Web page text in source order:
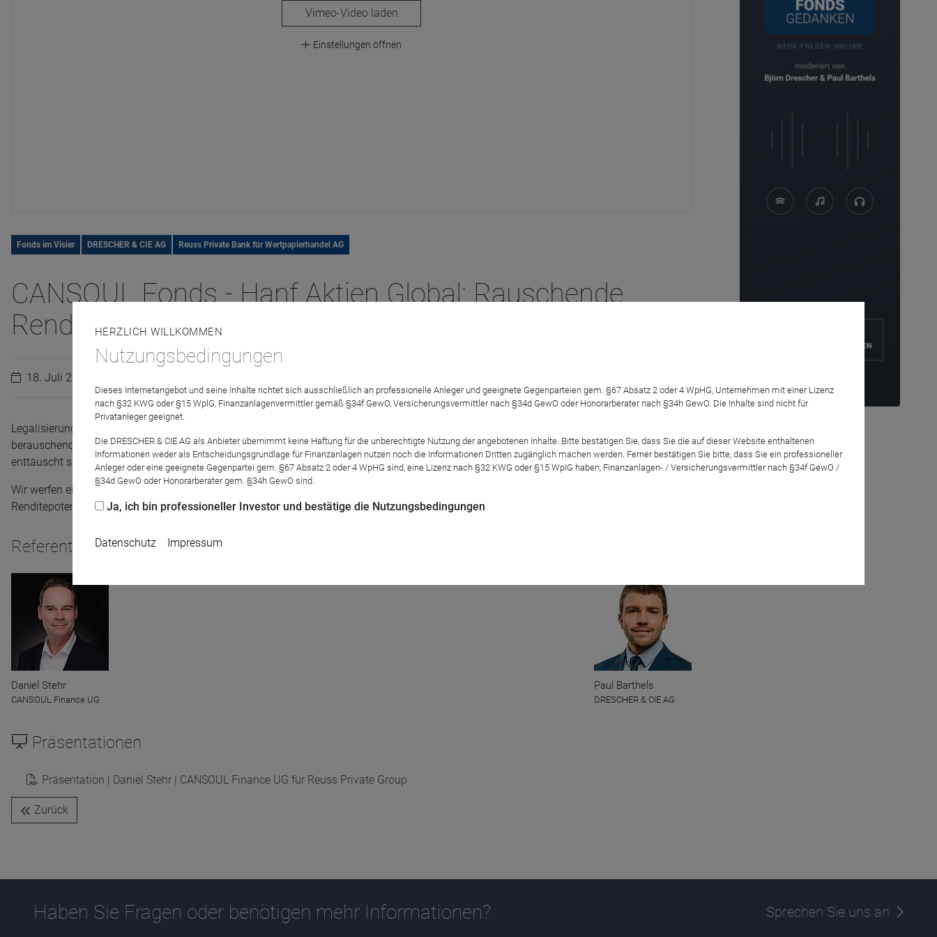
laden
Einstellungen öffnen
Fonds im Visier DRESCHER & CIE AG Reuss Private Bank für Wertpapierhandel AG
CANSOUL Fonds - Hanf Aktien Global: Rauschende
Rendite oder bleibt der Boom aus?
18. Juli 2023
Legalisierungsgerüchte sorgen immer wieder für Kursfantasie, doch bislang fiel die Rendite der meisten Cannabis-Aktien wenig
berauschend aus. Von High Performance war keine Spur. Anteilseigner desCANSOUL Fonds - Hanf Aktien Global, dürften ebenfalls bislang
enttäuscht sein. Auf kurzzeitige Kursgewinne in der Pandemiezeit folgten zwei Jahre voller Kursverluste.
Wir werfen einen Blick auf das Konzept und hinterfragen Anlageuniversum, Marketing, Managementprozess, Zielgruppe und
Renditepotenzial.
Referenten
Daniel Stehr
CANSOUL Finance UG
Paul Barthels
DRESCHER & CIE AG
Präsentationen
Präsentation | Daniel Stehr | CANSOUL Finance UG für Reuss Private Group
Zurück
Haben Sie Fragen oder benötigen mehr Informationen? Sprechen Sie uns an
HERZLICH WILLKOMMEN
Nutzungsbedingungen
Dieses Internetangebot und seine Inhalte richtet sich ausschließlich an professionelle Anleger und geeignete Gegenparteien gem. §67 Absatz 2 oder 4 WpHG, Unternehmen mit einer Lizenz
nach §32 KWG oder §15 WplG, Finanzanlagenvermittler gemäß §34f GewO, Versicherungsvermittler nach §34d GewO oder Honorarberater nach §34h GewO. Die Inhalte sind nicht für
Privatanleger geeignet.
Die DRESCHER & CIE AG als Anbieter übernimmt keine Haftung für die unberechtigte Nutzung der angebotenen Inhalte. Bitte bestätigen Sie, dass Sie die auf dieser Website enthaltenen
Informationen weder als Entscheidungsgrundlage für Finanzanlagen nutzen noch die Informationen Dritten zugänglich machen werden. Ferner bestätigen Sie bitte, dass Sie ein professioneller
Anleger oder eine geeignete Gegenpartei gem. §67 Absatz 2 oder 4 WpHG sind, eine Lizenz nach §32 KWG oder §15 WpIG haben, Finanzanlagen- / Versicherungsvermittler nach §34f GewO /
§34d GewO oder Honorarberater gem. §34h GewO sind.
Ja, ich bin professioneller Investor und bestätige die Nutzungsbedingungen
Datenschutz Impressum
Zweck